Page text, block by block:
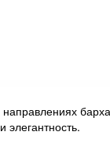
направлениях
элегантность.